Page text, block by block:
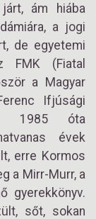
ám hiába
a jogi
de egyetemi
FMK (Fiatal
a Magyar
Ifjúsági
1985 óta
évek
erre Kormos
a Mirr-Murr, a
gyerekkönyv.
sőt, sokan